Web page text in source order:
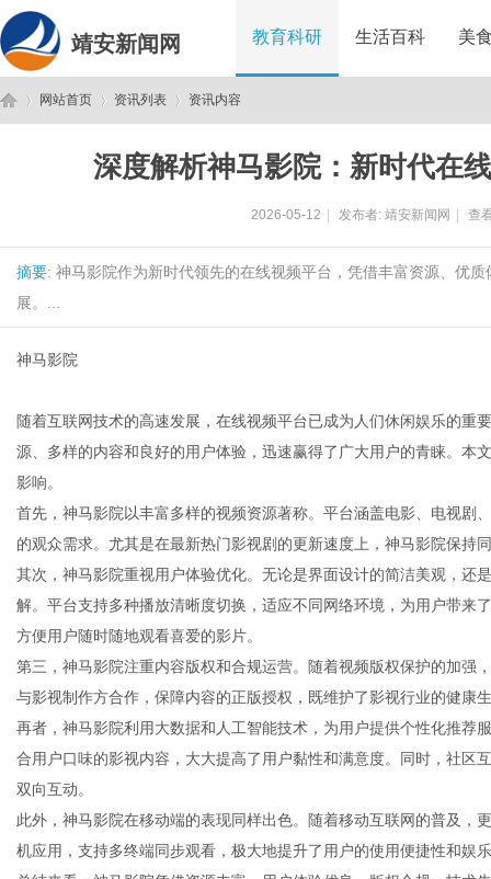
靖安新闻网 教育科研 生活百科 美
网站首页 资讯列表 资讯内容
深度解析神马影院：新时代在
2026-05-12 发布者: 靖安新闻网 查
摘要: 神马影院作为新时代领先的在线视频平台，凭借丰富资源、优
展。...
神马影院
随着互联网技术的高速发展，在线视频平台已成为人们休闲娱乐的重
源、多样的内容和良好的用户体验，迅速赢得了广大用户的青睐。本
影响。
首先，神马影院以丰富多样的视频资源著称。平台涵盖电影、电视剧
的观众需求。尤其是在最新热门影视剧的更新速度上，神马影院保持
其次，神马影院重视用户体验优化。无论是界面设计的简洁美观，还
解。平台支持多种播放清晰度切换，适应不同网络环境，为用户带来
方便用户随时随地观看喜爱的影片。
第三，神马影院注重内容版权和合规运营。随着视频版权保护的加强
与影视制作方合作，保障内容的正版授权，既维护了影视行业的健康
再者，神马影院利用大数据和人工智能技术，为用户提供个性化推荐
合用户口味的影视内容，大大提高了用户黏性和满意度。同时，社区
双向互动。
此外，神马影院在移动端的表现同样出色。随着移动互联网的普及，
机应用，支持多终端同步观看，极大地提升了用户的使用便捷性和娱